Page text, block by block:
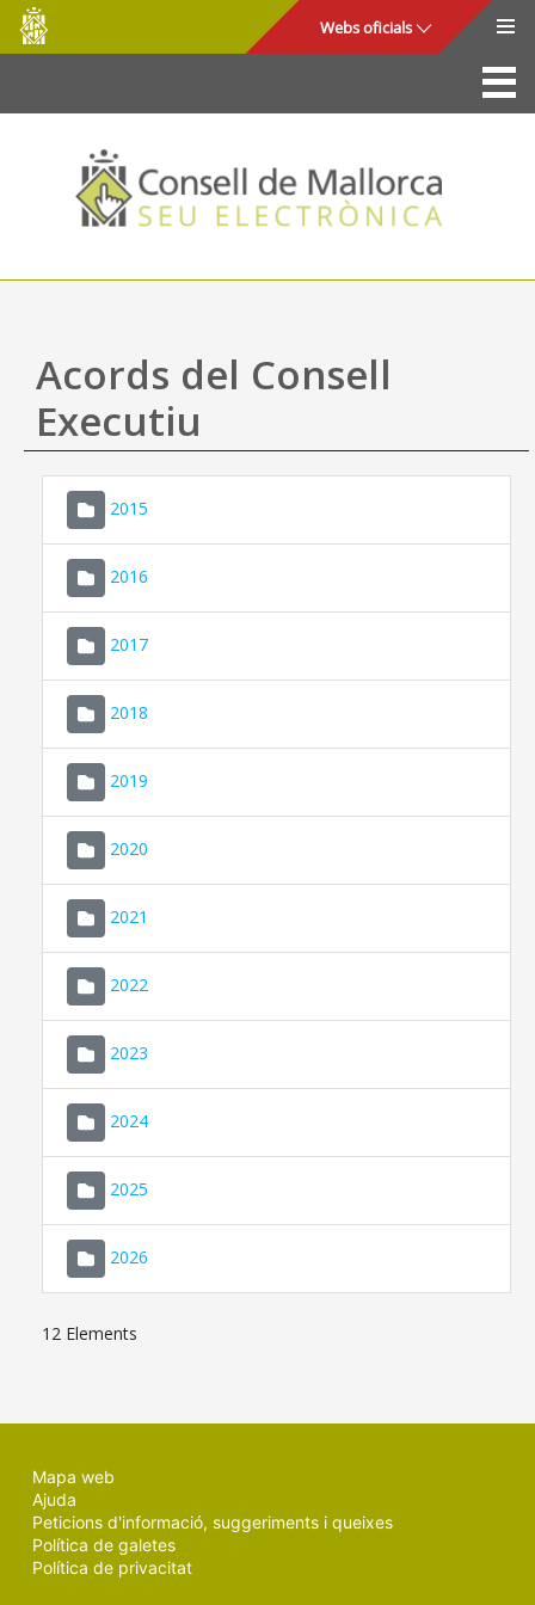
Salta al contingut principal
Consell
de
Mallorca
Webs oficials
La Seu
Consell de Mallorca
Accés i seguretat
Utilitats
Ajuda
Acords del Consell
Executiu
2015
2016
2017
2018
2019
2020
2021
2022
2023
2024
2025
2026
12 Elements
Mapa web
Ajuda
Peticions d'informació, suggeriments i queixes
Política de galetes
Política de privacitat